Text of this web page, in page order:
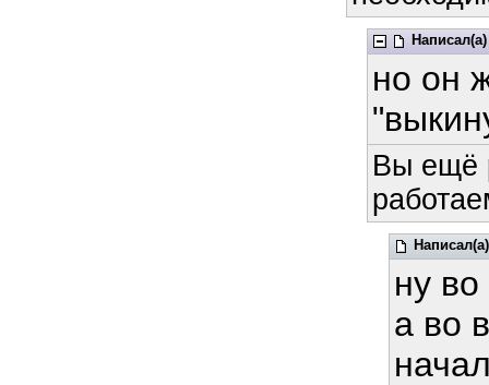
Написал(а)
но он
Вы ещё
Написал(а)
ну
а во